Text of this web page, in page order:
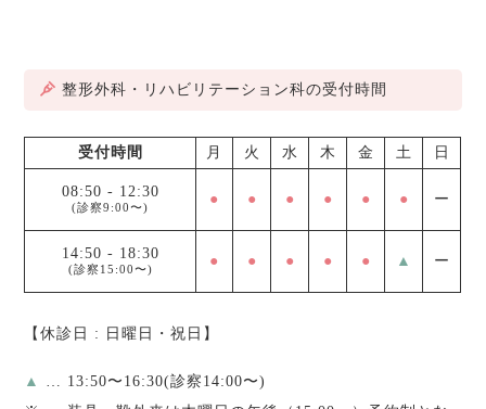
整形外科・リハビリテーション科の受付時間
受付時間 月 火 水 木 金 土 日
08:50 - 12:30
(診察9:00〜) ● ● ● ● ● ● ー
14:50 - 18:30
(診察15:00〜) ● ● ● ● ● ▲ ー
【休診日 : 日曜日・祝日】
▲
… 13:50〜16:30(診察14:00〜)